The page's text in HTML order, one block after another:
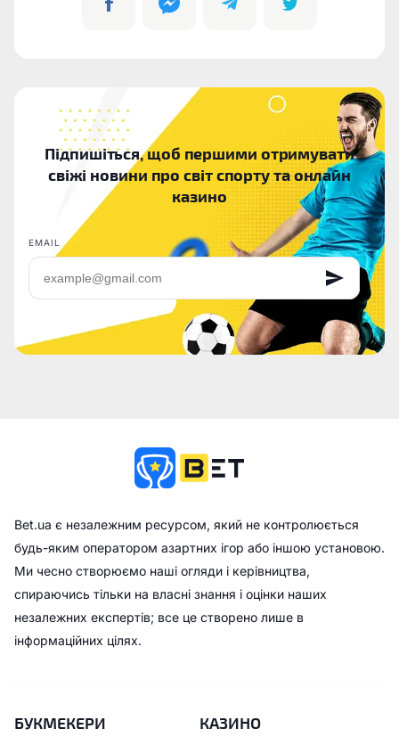
Підпишіться, щоб першими отримувати
свіжі новини про світ спорту та онлайн
казино
EMAIL
Bet.ua є незалежним ресурсом, який не контролюється
будь-яким оператором азартних ігор або іншою установою.
Ми чесно створюємо наші огляди і керівництва,
спираючись тільки на власні знання і оцінки наших
незалежних експертів; все це створено лише в
інформаційних цілях.
БУКМЕКЕРИ КАЗИНО